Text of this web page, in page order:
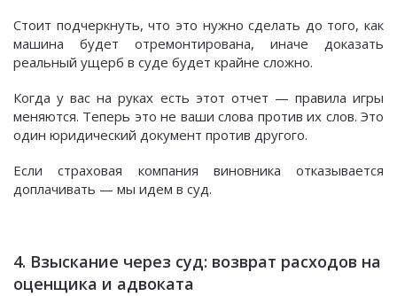
Стоит подчеркнуть, что это нужно сделать до того, как
машина будет отремонтирована, иначе доказать
реальный ущерб в суде будет крайне сложно.
Когда у вас на руках есть этот отчет — правила игры
меняются. Теперь это не ваши слова против их слов. Это
один юридический документ против другого.
Если страховая компания виновника отказывается
доплачивать — мы идем в суд.
4. Взыскание через суд: возврат расходов на
оценщика и адвоката